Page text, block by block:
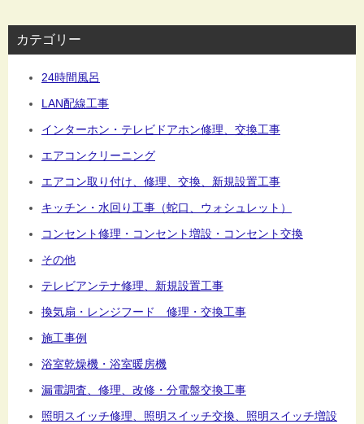
カテゴリー
24時間風呂
LAN配線工事
インターホン・テレビドアホン修理、交換工事
エアコンクリーニング
エアコン取り付け、修理、交換、新規設置工事
キッチン・水回り工事（蛇口、ウォシュレット）
コンセント修理・コンセント増設・コンセント交換
その他
テレビアンテナ修理、新規設置工事
換気扇・レンジフード 修理・交換工事
施工事例
浴室乾燥機・浴室暖房機
漏電調査、修理、改修・分電盤交換工事
照明スイッチ修理、照明スイッチ交換、照明スイッチ増設